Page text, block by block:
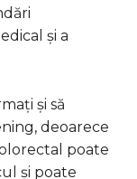
și a
și să
deoarece
poate
și poate